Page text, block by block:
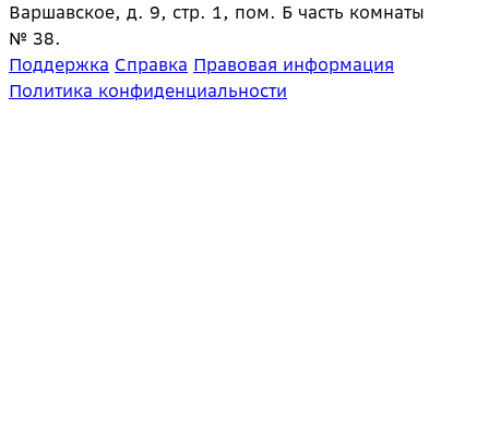
Варшавское, д. 9, стр. 1, пом. Б часть комнаты
№ 38.
Поддержка Справка Правовая информация
Политика конфиденциальности